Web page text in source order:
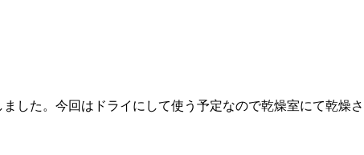
した。今回はドライにして使う予定なので乾燥室にて乾燥